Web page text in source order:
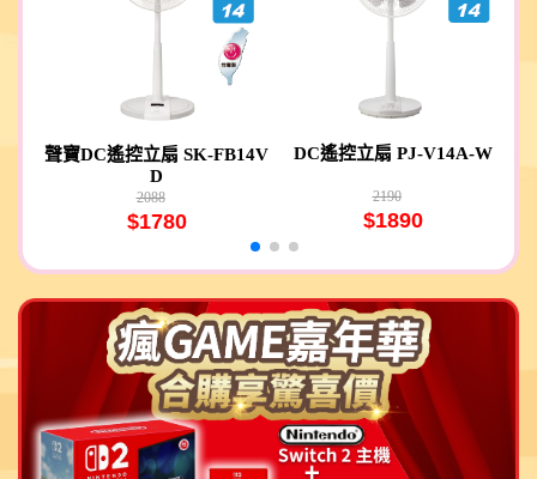
聲寶DC遙控立扇 SK-FB14V
D
2088
$1780
DC遙控立扇 PJ-V14A-W
2190
$1890